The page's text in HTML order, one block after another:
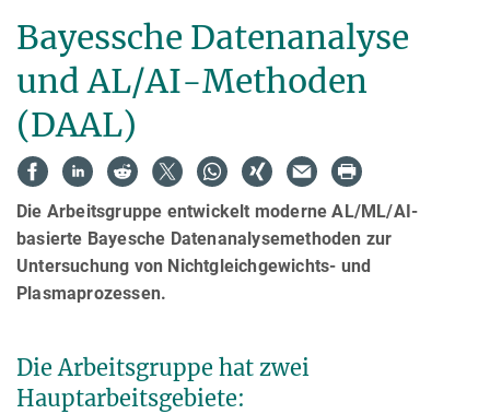
Bayessche Datenanalyse
und AL/AI-Methoden
(DAAL)
Die Arbeitsgruppe entwickelt moderne AL/ML/AI-
basierte Bayesche Datenanalysemethoden zur
Untersuchung von Nichtgleichgewichts- und
Plasmaprozessen.
Die Arbeitsgruppe hat zwei
Hauptarbeitsgebiete: